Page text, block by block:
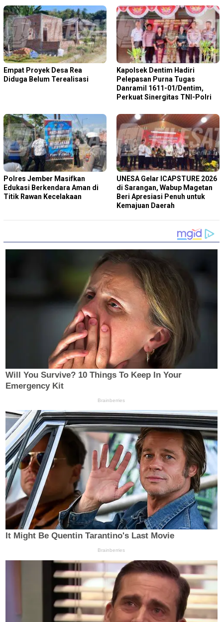
Empat Proyek Desa Rea
Diduga Belum Terealisasi
Kapolsek Dentim Hadiri
Pelepasan Purna Tugas
Danramil 1611-01/Dentim,
Perkuat Sinergitas TNI-Polri
Polres Jember Masifkan
Edukasi Berkendara Aman di
Titik Rawan Kecelakaan
‎UNESA Gelar ICAPSTURE 2026
di Sarangan, Wabup Magetan
Beri Apresiasi Penuh untuk
Kemajuan Daerah